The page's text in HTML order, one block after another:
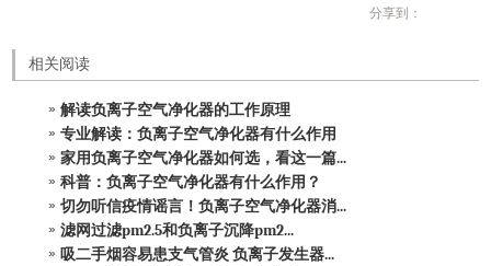
分享到：
相关阅读
解读负离子空气净化器的工作原理
专业解读：负离子空气净化器有什么作用
家用负离子空气净化器如何选，看这一篇...
科普：负离子空气净化器有什么作用？
切勿听信疫情谣言！负离子空气净化器消...
滤网过滤pm2.5和负离子沉降pm2...
吸二手烟容易患支气管炎 负离子发生器...